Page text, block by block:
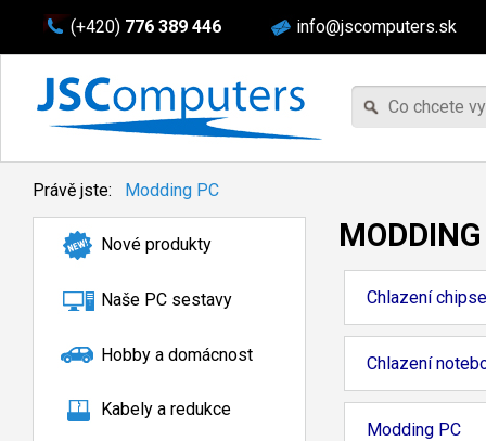
(+420) 776 389 446 info@jscomputers.sk
Právě jste: Modding PC
Nové produkty
Naše PC sestavy
Hobby a domácnost
Kabely a redukce
Chlazení
Chlazení
Modding PC